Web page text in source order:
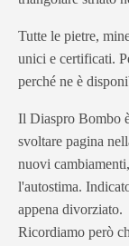
Tutte le pietre,
unici e certificati.
perché ne è
Il Diaspro Bombo
svoltare pagina
nuovi
l'autostima.
appena divorziato.
Ricordiamo però